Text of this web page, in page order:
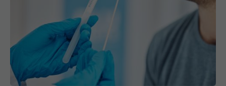
Cazurile COVID-19, în creștere în Europa: Doar
jumătate dintre țări au raportat decesele